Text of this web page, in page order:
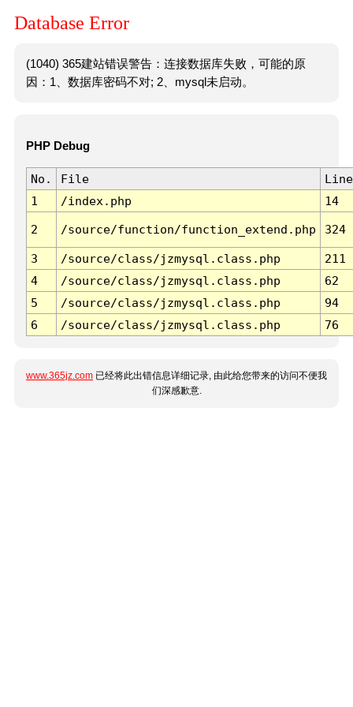
Database Error
(1040) 365建站错误警告：连接数据库失败，可能的原
因：1、数据库密码不对; 2、mysql未启动。
PHP Debug
No. File
Line
1
/index.php 14
2 /source/function/function_extend.php 324
3 /source/class/jzmysql.class.php
211
4
/source/class/jzmysql.class.php
62
5
/source/class/jzmysql.class.php
94
6
/source/class/jzmysql.class.php 76
www.365jz.com 已经将此出错信息详细记录, 由此给您带来的访问不便我
们深感歉意.